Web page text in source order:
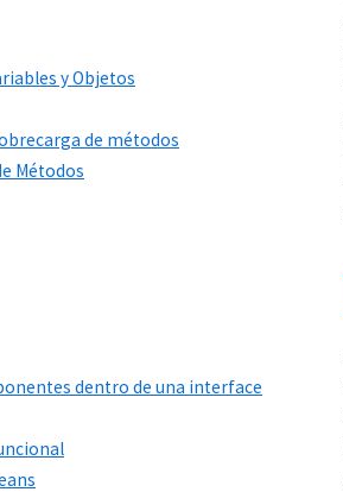
y Objetos
de métodos
Métodos
dentro de una interface